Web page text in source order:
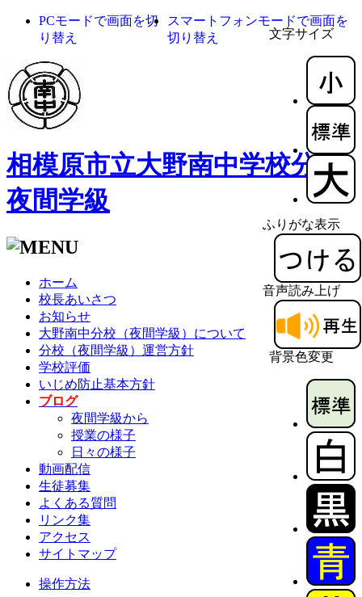
文字サイズ
ふりがな表示
音声読み上げ
背景色変更
PCモードで画面を切
り替え
スマートフォンモードで画面を
切り替え
相模原市立大野南中学校分校
夜間学級
ホーム
校長あいさつ
お知らせ
大野南中分校（夜間学級）について
分校（夜間学級）運営方針
学校評価
いじめ防止基本方針
ブログ
夜間学級から
授業の様子
日々の様子
動画配信
生徒募集
よくある質問
リンク集
アクセス
サイトマップ
操作方法